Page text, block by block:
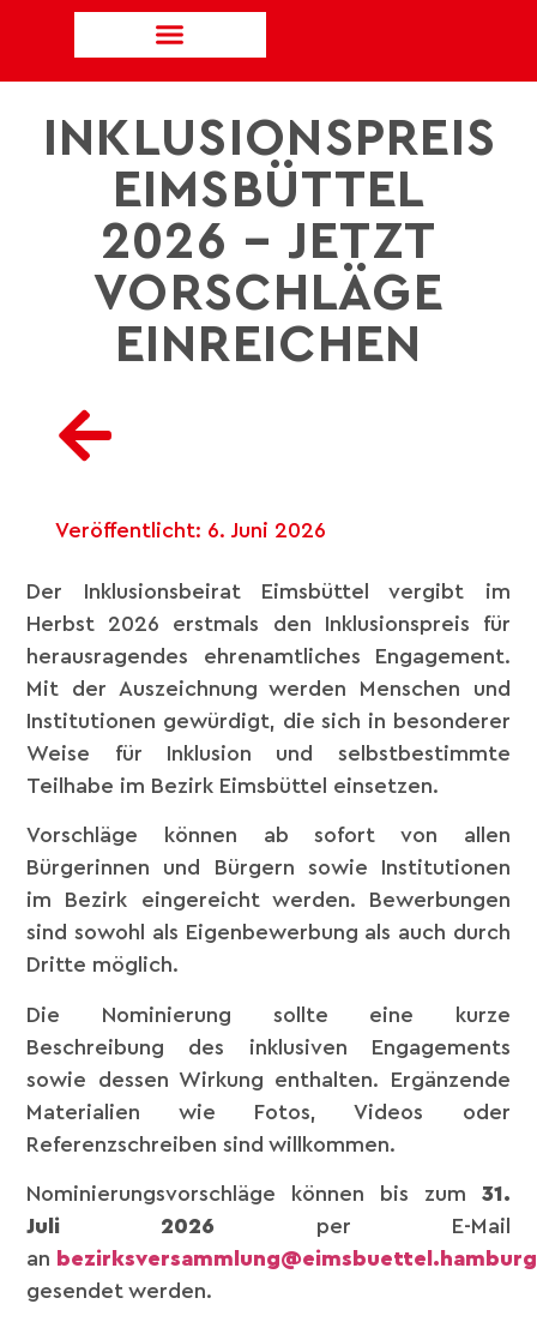
INKLUSIONSPREIS
EIMSBÜTTEL
2026 – JETZT
VORSCHLÄGE
EINREICHEN
Veröffentlicht: 6. Juni 2026
Der Inklusionsbeirat Eimsbüttel vergibt im
Herbst 2026 erstmals den Inklusionspreis für
herausragendes ehrenamtliches Engagement.
Mit der Auszeichnung werden Menschen und
Institutionen gewürdigt, die sich in besonderer
Weise für Inklusion und selbstbestimmte
Teilhabe im Bezirk Eimsbüttel einsetzen.
Vorschläge können ab sofort von allen
Bürgerinnen und Bürgern sowie Institutionen
im Bezirk eingereicht werden. Bewerbungen
sind sowohl als Eigenbewerbung als auch durch
Dritte möglich.
Die Nominierung sollte eine kurze
Beschreibung des inklusiven Engagements
sowie dessen Wirkung enthalten. Ergänzende
Materialien wie Fotos, Videos oder
Referenzschreiben sind willkommen.
Nominierungsvorschläge können bis zum 31.
Juli 2026 per E-Mail
an
gesendet werden.